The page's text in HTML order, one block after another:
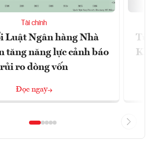
Tài chính
Luật Ngân hàng Nhà
tăng năng lực cảnh báo
rủi ro dòng vốn
Đọc ngay
Từ